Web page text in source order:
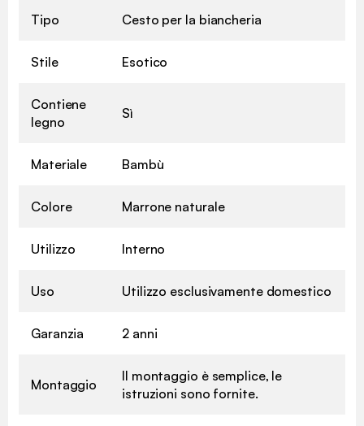
Tipo Cesto per la biancheria
Stile Esotico
Contiene
legno
Sì
Materiale Bambù
Colore Marrone naturale
Utilizzo Interno
Uso Utilizzo esclusivamente domestico
Garanzia 2 anni
Montaggio
Il montaggio è semplice, le
istruzioni sono fornite.